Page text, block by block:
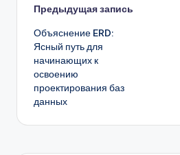
Навигация
записи
Предыдущая запись
Объяснение ERD:
Ясный путь для
начинающих к
освоению
проектирования баз
данных